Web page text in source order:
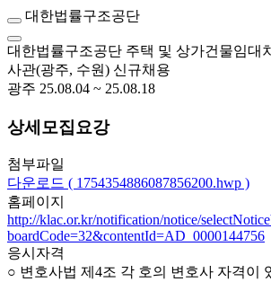
대한법률구조공단
대한법률구조공단 주택 및 상가건물임대
사관(광주, 수원) 신규채용
광주 25.08.04 ~ 25.08.18
상세모집요강
첨부파일
다운로드 ( 1754354886087856200.hwp )
홈페이지
http://klac.or.kr/notification/notice/
boardCode=32&contentId=AD_0000144756
응시자격
○ 변호사법 제4조 각 호의 변호사 자격이